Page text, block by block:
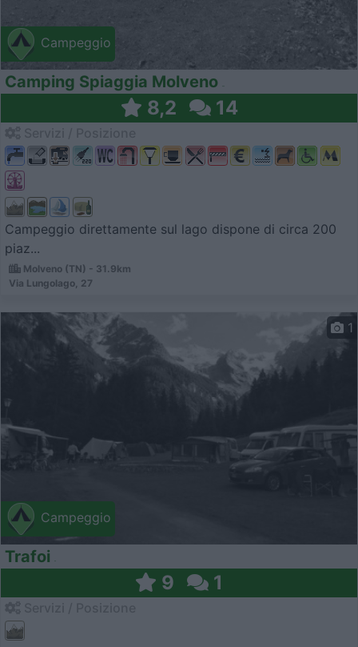
Campeggio
Camping Spiaggia Molveno
8,2 14
Campeggio direttamente sul lago dispone di circa 200
piaz...
Molveno (TN) - 31.9km
Via Lungolago, 27
Campeggio
1
Trafoi
9 1